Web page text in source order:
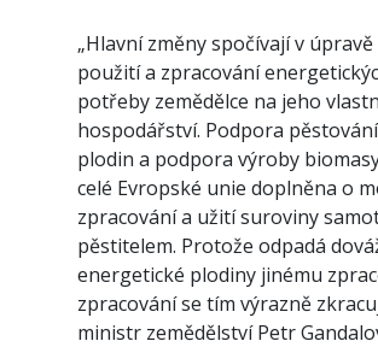
„Hlavní změny spočívají v
použití a zpracování
potřeby zemědělce na jeho
hospodářství. Podpora
plodin a podpora výroby
celé Evropské unie doplněna o
zpracování a užití suroviny
pěstitelem. Protože odpadá
energetické plodiny jinému
zpracování se tím výrazně
ministr zemědělství Petr